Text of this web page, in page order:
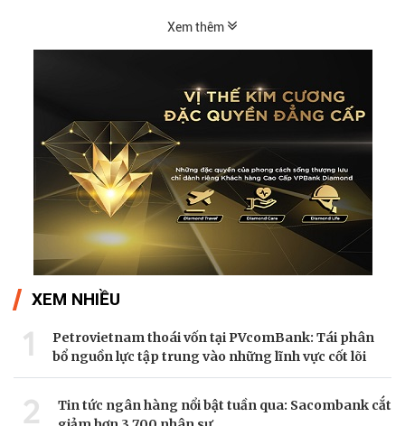
Xem thêm
XEM NHIỀU
1
Petrovietnam thoái vốn tại PVcomBank: Tái phân
bổ nguồn lực tập trung vào những lĩnh vực cốt lõi
2
Tin tức ngân hàng nổi bật tuần qua: Sacombank cắt